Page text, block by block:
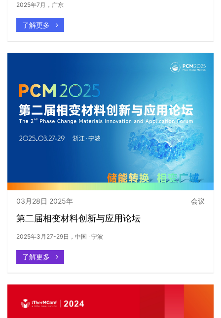
2025年7月，广东
了解更多
03月28日 2025年 会议
第二届相变材料创新与应用论坛
2025年3月27-29日，中国 · 宁波
了解更多